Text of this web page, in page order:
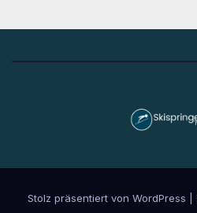
Stolz präsentiert von WordPress